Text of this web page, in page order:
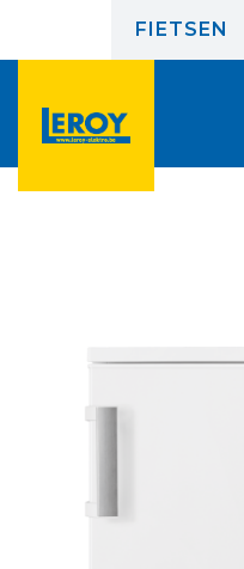
FIETSEN